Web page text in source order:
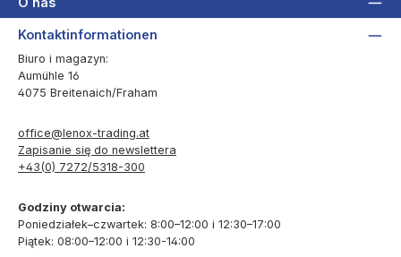
Kontaktinformationen
Biuro i magazyn:
Aumühle 16
4075 Breitenaich/Fraham
office@lenox-trading.at
Zapisanie się do newslettera
+43(0) 7272/5318-300
Godziny otwarcia:
Poniedziałek–czwartek: 8:00–12:00 i 12:30–17:00
Piątek: 08:00–12:00 i 12:30-14:00